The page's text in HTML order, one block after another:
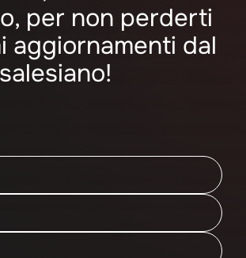
per non perderti
aggiornamenti dal